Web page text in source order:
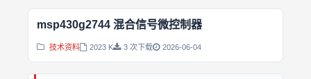
msp430g2744 混合信号微控制器
技术资料 2023 K 3 次下载 2026-06-04